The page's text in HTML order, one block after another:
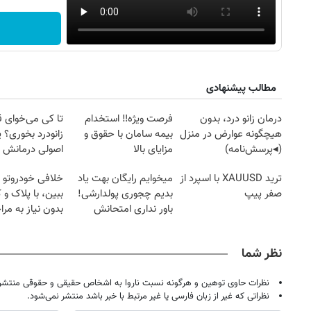
مطالب پیشنهادی
درمان زانو درد، بدون
هیچگونه عوارض در منزل
(◂پرسش‌نامه)
فرصت ویژه‼️ استخدام
بیمه سامان با حقوق و
مزایای بالا
تا کی
زانودرد بخوری؟
اصولی
ترید XAUUSD با اسپرد از
صفر پیپ
میخوایم رایگان بهت یاد
بدیم چجوری پولدارشی!
باور نداری امتحانش
خلافی خودروتو
ببین، با پلاک
بدون نیاز به
نظر شما
نظرات حاوی توهین و هرگونه نسبت ناروا به اشخاص حقیقی و حقوقی
نظراتی که غیر از زبان فارسی یا غیر مرتبط با خبر باشد منتشر نمی‌شود.